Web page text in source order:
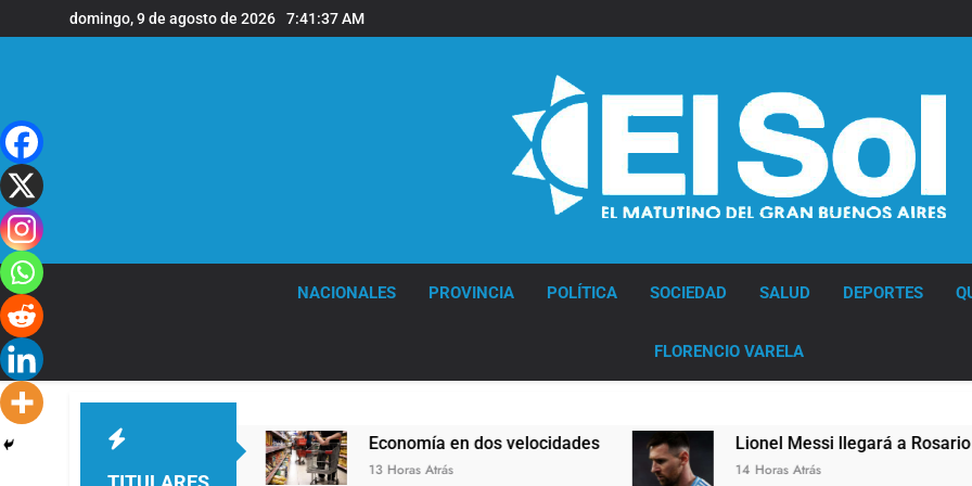
al
domingo, 9 de agosto de 2026 7:41:38 AM
NACIONALES PROVINCIA POLÍTICA SOCIEDAD SALUD DEPORTES
FLORENCIO VARELA
trabajo Economía en dos velocidades
13 Horas Atrás
Lionel Messi llegará a Rosario para despedir a
14 Horas Atrás